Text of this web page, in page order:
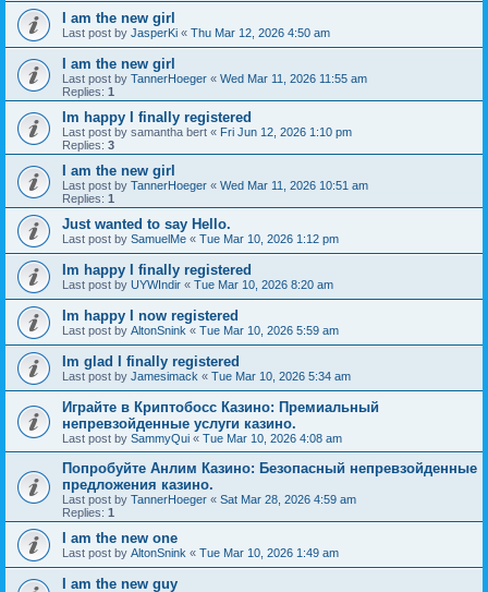
I am the new girl
Last post by JasperKi « Thu Mar 12, 2026 4:50 am
I am the new girl
Last post by TannerHoeger « Wed Mar 11, 2026 11:55 am
Replies: 1
Im happy I finally registered
Last post by samantha bert « Fri Jun 12, 2026 1:10 pm
Replies: 3
I am the new girl
Last post by TannerHoeger « Wed Mar 11, 2026 10:51 am
Replies: 1
Just wanted to say Hello.
Last post by SamuelMe « Tue Mar 10, 2026 1:12 pm
Im happy I finally registered
Last post by UYWIndir « Tue Mar 10, 2026 8:20 am
Im happy I now registered
Last post by AltonSnink « Tue Mar 10, 2026 5:59 am
Im glad I finally registered
Last post by Jamesimack « Tue Mar 10, 2026 5:34 am
Играйте в Криптобосс Казино: Премиальный
непревзойденные услуги казино.
Last post by SammyQui « Tue Mar 10, 2026 4:08 am
Попробуйте Анлим Казино: Безопасный непревзойденные
предложения казино.
Last post by TannerHoeger « Sat Mar 28, 2026 4:59 am
Replies: 1
I am the new one
Last post by AltonSnink « Tue Mar 10, 2026 1:49 am
I am the new guy